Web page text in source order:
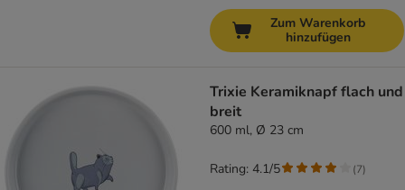
Zum Warenkorb
hinzufügen
Trixie Keramiknapf flach und
breit
600 ml, Ø 23 cm
Rating: 4.1/5 (7)